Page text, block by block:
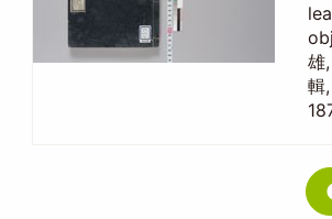
雄
輯